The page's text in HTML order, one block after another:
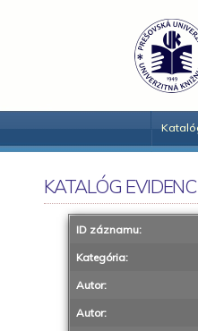
KATALÓG
ID záznamu:
Kategória:
Autor:
Autor: